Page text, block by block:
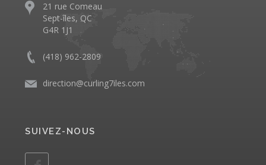
21 rue Comeau
Sept-îles, QC
G4R 1J1
(418) 962-2809
direction@curling7iles.com
SUIVEZ-NOUS